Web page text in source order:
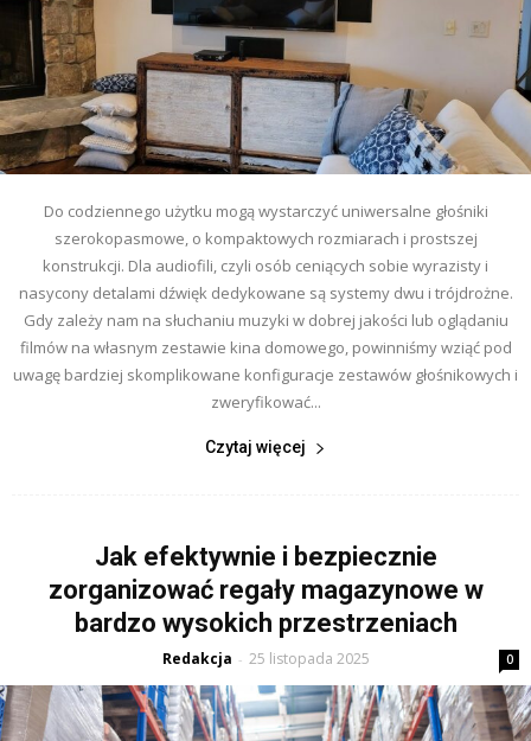
Do codziennego użytku mogą wystarczyć uniwersalne głośniki
szerokopasmowe, o kompaktowych rozmiarach i prostszej
konstrukcji. Dla audiofili, czyli osób ceniących sobie wyrazisty i
nasycony detalami dźwięk dedykowane są systemy dwu i trójdrożne.
Gdy zależy nam na słuchaniu muzyki w dobrej jakości lub oglądaniu
filmów na własnym zestawie kina domowego, powinniśmy wziąć pod
uwagę bardziej skomplikowane konfiguracje zestawów głośnikowych i
zweryfikować...
Czytaj więcej
Jak efektywnie i bezpiecznie
zorganizować regały magazynowe w
bardzo wysokich przestrzeniach
Redakcja - 25 listopada 2025 0